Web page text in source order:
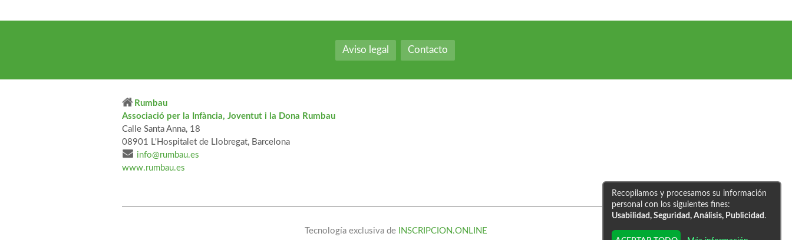
Aviso legal Contacto
Rumbau
Associació per la Infància, Joventut i la Dona Rumbau
Calle Santa Anna, 18
08901 L'Hospitalet de Llobregat, Barcelona
info@rumbau.es
www.rumbau.es
Tecnología exclusiva de INSCRIPCION.ONLINE
Recopilamos y procesamos su información
personal con los siguientes fines:
Usabilidad, Seguridad, Análisis, Publicidad .